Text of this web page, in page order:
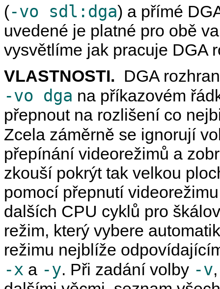
(-vo sdl:dga) a přímé
uvedené je platné pro obě
vysvětlíme jak pracuje DGA
VLASTNOSTI. DGA
-vo dga na příkazovém
přepnout na rozlišení co
Zcela záměrně se ignorují
přepínání videorežimů a
zkouší pokrýt tak velkou
pomocí přepnutí
dalších CPU cyklů pro
režim, který vybere
režimu nejblíže
-x a -y. Při zadání volby -v